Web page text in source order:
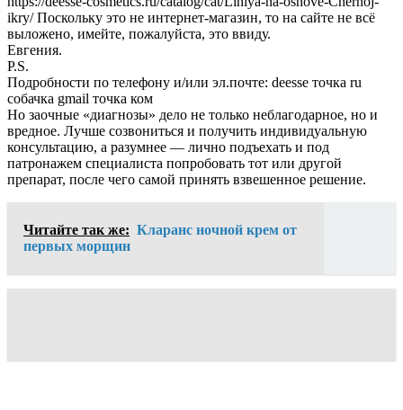
ikry/ Поскольку это не интернет-магазин, то на сайте не всё
выложено, имейте, пожалуйста, это ввиду.
Евгения.
P.S.
Подробности по телефону и/или эл.почте: deesse точка ru
собачка gmail точка ком
Но заочные «диагнозы» дело не только неблагодарное, но и
вредное. Лучше созвониться и получить индивидуальную
консультацию, а разумнее — лично подъехать и под
патронажем специалиста попробовать тот или другой
препарат, после чего самой принять взвешенное решение.
Читайте так же: Кларанс ночной крем от
первых морщин